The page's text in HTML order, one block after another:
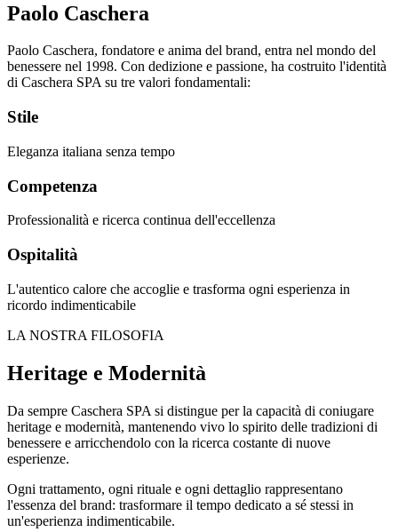
Paolo Caschera
Paolo Caschera, fondatore e anima del brand, entra nel mondo del
benessere nel 1998. Con dedizione e passione, ha costruito l'identità
di Caschera SPA su tre valori fondamentali:
Stile
Eleganza italiana senza tempo
Competenza
Professionalità e ricerca continua dell'eccellenza
Ospitalità
L'autentico calore che accoglie e trasforma ogni esperienza in
ricordo indimenticabile
LA NOSTRA FILOSOFIA
Heritage e Modernità
Da sempre Caschera SPA si distingue per la capacità di coniugare
heritage e modernità, mantenendo vivo lo spirito delle tradizioni di
benessere e arricchendolo con la ricerca costante di nuove
esperienze.
Ogni trattamento, ogni rituale e ogni dettaglio rappresentano
l'essenza del brand: trasformare il tempo dedicato a sé stessi in
un'esperienza indimenticabile.